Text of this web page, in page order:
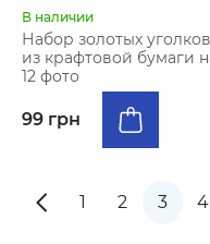
В наличии
Набор золотых уголков
из крафтовой бумаги
12 фото
99 грн
1 2 3 4